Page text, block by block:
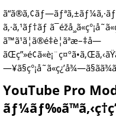
ã‚·ã‚¹ãƒ†ãƒ
ã™ã¹ã¦ã®é‡è¦ãªæ–‡å­—
YouTube Pro